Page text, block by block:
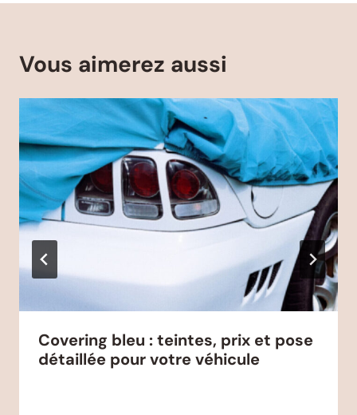
Vous aimerez aussi
Covering bleu : teintes, prix et pose
détaillée pour votre véhicule